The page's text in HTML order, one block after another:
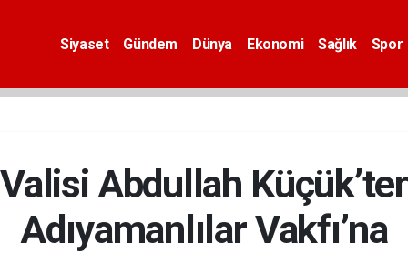
Siyaset Gündem Dünya Ekonomi Sağlık Spor
Abdullah
Adıyamanlılar Vakfı’na